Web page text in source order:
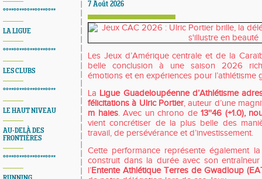
°°**°°**°°**°°**°°**
LA LIGUE
°°**°°**°°**°°**°°**
LES CLUBS
°°**°°**°°**°°**°°**
LE HAUT NIVEAU
AU-DELÀ DES
FRONTIÈRES
°°**°°**°°**°°**°°**
7 Août 2026
Les Jeux d’Amérique centrale et de la
belle conclusion à une saison 2026
émotions et en expériences pour l’athlétisme
La Ligue Guadeloupéenne d’Athlétisme
félicitations à Ulric Portier, auteur d’une
m haies. Avec un chrono de13''46 (+1.0),
vient concrétiser de la plus belle des
travail, de persévérance et d’investissement.
Cette performance représente également
construit dans la durée avec son
l’Entente Athlétique Terres de Gwadloup